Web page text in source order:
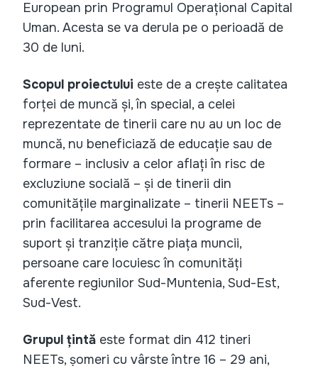
European prin Programul Operațional Capital
Uman. Acesta se va derula pe o perioadă de
30 de luni.
Scopul proiectului este de a crește calitatea
forței de muncă și, în special, a celei
reprezentate de tinerii care nu au un loc de
muncă, nu beneficiază de educație sau de
formare – inclusiv a celor aflați în risc de
excluziune socială – și de tinerii din
comunitățile marginalizate – tinerii NEETs –
prin facilitarea accesului la programe de
suport și tranziție către piața muncii,
persoane care locuiesc în comunități
aferente regiunilor Sud-Muntenia, Sud-Est,
Sud-Vest.
Grupul țintă este format din 412 tineri
NEETs, șomeri cu vârste între 16 – 29 ani,